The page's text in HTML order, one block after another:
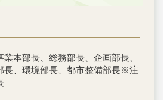
本部長、総務部長、企画部長、
長、環境部長、都市整備部長※注